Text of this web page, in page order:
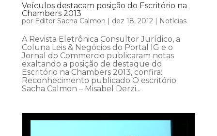
Veículos destacam posição do Escritório na
Chambers 2013
por Editor Sacha Calmon dez 18, 2012| Notícias
A Revista Eletrônica Consultor Jurídico, a
Coluna Leis & Negócios do Portal IG e o
Jornal do Commercio publicaram notas
exaltando a posição de destaque do
Escritório na Chambers 2013, confira:
Reconhecimento publicado O escritório
Sacha Calmon – Misabel Derzi...